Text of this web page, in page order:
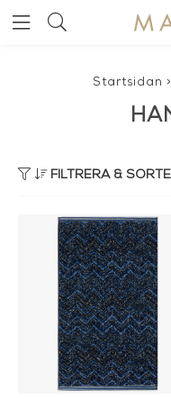
Startsidan >
FILTRERA &